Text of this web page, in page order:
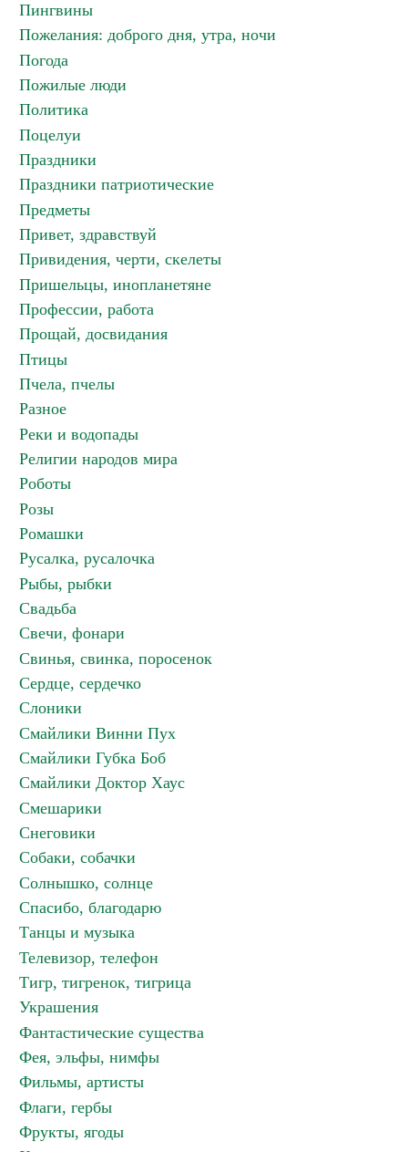
Пингвины
Пожелания: доброго дня, утра, ночи
Погода
Пожилые люди
Политика
Поцелуи
Праздники
Праздники патриотические
Предметы
Привет, здравствуй
Привидения, черти, скелеты
Пришельцы, инопланетяне
Профессии, работа
Прощай, досвидания
Птицы
Пчела, пчелы
Разное
Реки и водопады
Религии народов мира
Роботы
Розы
Ромашки
Русалка, русалочка
Рыбы, рыбки
Свадьба
Свечи, фонари
Свинья, свинка, поросенок
Сердце, сердечко
Слоники
Смайлики Винни Пух
Смайлики Губка Боб
Смайлики Доктор Хаус
Смешарики
Снеговики
Собаки, собачки
Солнышко, солнце
Спасибо, благодарю
Танцы и музыка
Телевизор, телефон
Тигр, тигренок, тигрица
Украшения
Фантастические существа
Фея, эльфы, нимфы
Фильмы, артисты
Флаги, гербы
Фрукты, ягоды